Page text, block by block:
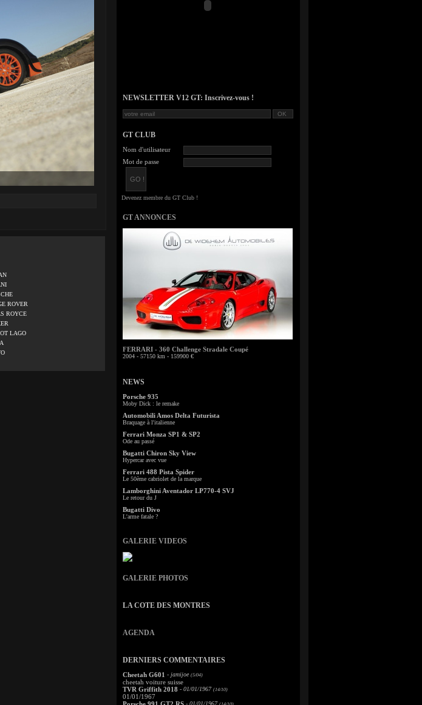
ROVER
ROYCE
LAGO
NEWSLETTER V12 GT: Inscrivez-vous !
GT CLUB
Nom d'utilisateur
Mot de passe
GT ANNONCES
FERRARI - 360 Challenge Stradale Coupé
2004 - 57150 km - 159900 €
NEWS
Porsche 935
Moby Dick : le remake
Automobili Amos Delta Futurista
Braquage à l'italienne
Ferrari Monza SP1 & SP2
Ode au passé
Bugatti Chiron Sky View
Hypercar avec vue
Ferrari 488 Pista Spider
Le 50ème cabriolet de la marque
Lamborghini Aventador LP770-4 SVJ
Le retour du J
Bugatti Divo
L'arme fatale ?
GALERIE VIDEOS
GALERIE PHOTOS
LA COTE DES MONTRES
AGENDA
DERNIERS COMMENTAIRES
Cheetah G601 - jamijoe (5/04)
cheetah voiture suisse
TVR Griffith 2018 - 01/01/1967 (14/10)
01/01/1967
- 01/01/1967